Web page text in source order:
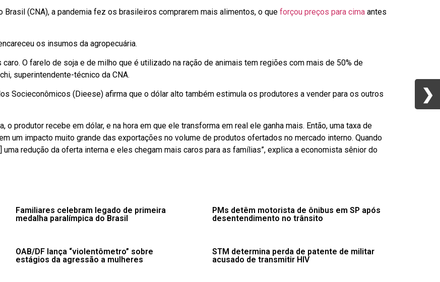
Brasil (CNA), a pandemia fez os brasileiros comprarem mais alimentos, o que forçou preços para cima antes
os insumos da agropecuária.
O farelo de soja e de milho que é utilizado na ração de animais tem regiões com mais de 50% de
superintendente-técnico da CNA.
Socieconômicos (Dieese) afirma que o dólar alto também estimula os produtores a vender para os outros
o produtor recebe em dólar, e na hora em que ele transforma em real ele ganha mais. Então, uma taxa de
um impacto muito grande das exportações no volume de produtos ofertados no mercado interno. Quando
redução da oferta interna e eles chegam mais caros para as famílias”, explica a economista sênior do
Familiares celebram legado de primeira
medalha paralímpica do Brasil
PMs detêm motorista de ônibus em SP após
desentendimento no trânsito
OAB/DF lança “violentômetro” sobre
estágios da agressão a mulheres
STM determina perda de patente de militar
acusado de transmitir HIV
❯
❯